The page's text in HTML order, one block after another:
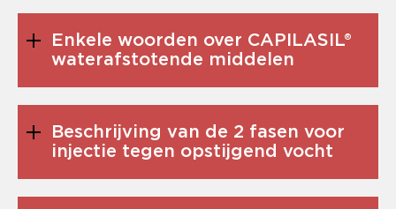
Enkele woorden over CAPILASIL®
waterafstotende middelen
Beschrijving van de 2 fasen voor
injectie tegen opstijgend vocht